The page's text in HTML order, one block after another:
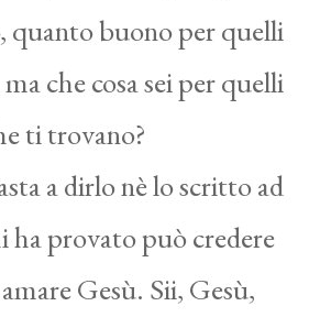
quanto buono per quelli
che cosa sei per quelli
ti trovano?
a dirlo nè lo scritto ad
ha provato può credere
Gesù. Sii, Gesù,